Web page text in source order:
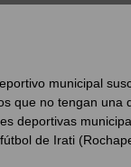
municipal
que no tengan una
deportivas
de Irati